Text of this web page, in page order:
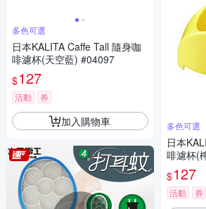
多色可選
日本KALITA Caffe Tall 隨身咖
啡濾杯(天空藍) #04097
$127
活動 券
加入購物車 多色可選
日本
啡濾杯(
$127
活動 券